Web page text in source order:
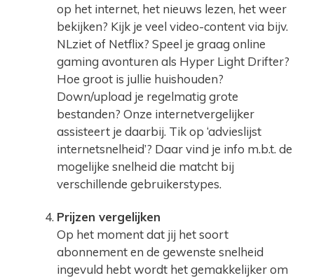
op het internet, het nieuws lezen, het weer
bekijken? Kijk je veel video-content via bijv.
NLziet of Netflix? Speel je graag online
gaming avonturen als Hyper Light Drifter?
Hoe groot is jullie huishouden?
Down/upload je regelmatig grote
bestanden? Onze internetvergelijker
assisteert je daarbij. Tik op ‘advieslijst
internetsnelheid’? Daar vind je info m.b.t. de
mogelijke snelheid die matcht bij
verschillende gebruikerstypes.
Prijzen vergelijken
Op het moment dat jij het soort
abonnement en de gewenste snelheid
ingevuld hebt wordt het gemakkelijker om